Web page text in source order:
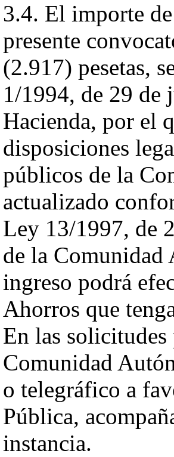
3.4. El importe
presente
(2.917) pesetas,
1/1994, de 29 de
Hacienda, por el
disposiciones
públicos de la
actualizado
Ley 13/1997, de
de la Comunidad
ingreso podrá
Ahorros que
En las solicitudes
Comunidad
o telegráfico a
Pública,
instancia.